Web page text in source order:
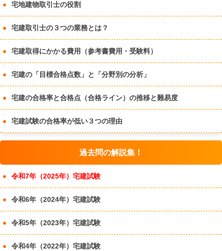
宅地建物取引士の役割
宅建取引士の３つの業務とは？
宅建取得にかかる費用（参考書費用・受験料）
宅建の「目標合格点数」と「分野別の分析」
宅建の合格率と合格点（合格ライン）の推移と難易度
宅建試験の合格率が低い３つの理由
過去問の解説集！
令和7年（2025年）宅建試験
令和6年（2024年）宅建試験
令和5年（2023年）宅建試験
令和4年（2022年）宅建試験